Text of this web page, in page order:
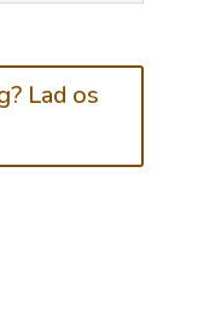
Lad os